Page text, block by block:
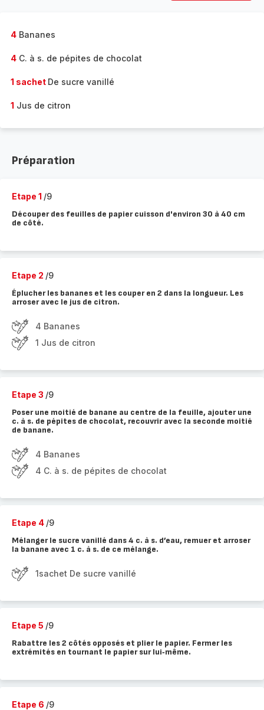
4 Bananes
4 C. à s. de pépites de chocolat
1 sachet De sucre vanillé
1 Jus de citron
Préparation
Etape 1 /9
Découper des feuilles de papier cuisson d'environ 30 à 40 cm
de côté.
Etape 2 /9
Éplucher les bananes et les couper en 2 dans la longueur. Les
arroser avec le jus de citron.
4 Bananes
1 Jus de citron
Etape 3 /9
Poser une moitié de banane au centre de la feuille, ajouter une
c. à s. de pépites de chocolat, recouvrir avec la seconde moitié
de banane.
4 Bananes
4 C. à s. de pépites de chocolat
Etape 4 /9
Mélanger le sucre vanillé dans 4 c. à s. d’eau, remuer et arroser
la banane avec 1 c. à s. de ce mélange.
1sachet De sucre vanillé
Etape 5 /9
Rabattre les 2 côtés opposés et plier le papier. Fermer les
extrémités en tournant le papier sur lui‑même.
Etape 6 /9